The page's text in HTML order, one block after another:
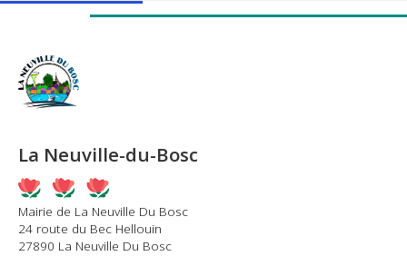
La Neuville-du-Bosc
Mairie de La Neuville Du Bosc
24 route du Bec Hellouin
27890 La Neuville Du Bosc